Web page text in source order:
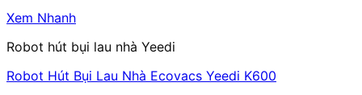
Xem Nhanh
Robot hút bụi lau nhà Yeedi
Robot Hút Bụi Lau Nhà Ecovacs Yeedi K600